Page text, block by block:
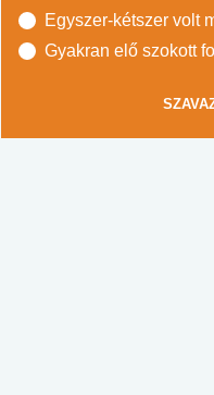
Egyszer-kétszer volt
Gyakran elő szokott